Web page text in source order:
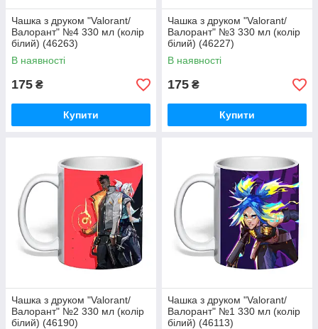
Чашка з друком "Valorant/
Валорант" №4 330 мл (колір
білий) (46263)
В наявності
175 ₴
Купити
Чашка з друком "Valorant/
Валорант" №3 330 мл (колір
білий) (46227)
В наявності
175 ₴
Купити
Чашка з друком "Valorant/
Валорант" №2 330 мл (колір
білий) (46190)
Чашка з друком "Valorant/
Валорант" №1 330 мл (колір
білий) (46113)